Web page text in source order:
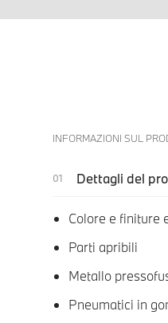
INFORMAZIONI SUL
Dettagli del
Colore e finiture
Parti apribili
Metallo
Pneumatici in